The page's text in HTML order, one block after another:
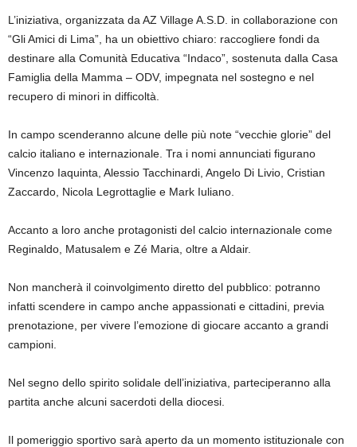
L’iniziativa, organizzata da AZ Village A.S.D. in collaborazione con
“Gli Amici di Lima”, ha un obiettivo chiaro: raccogliere fondi da
destinare alla Comunità Educativa “Indaco”, sostenuta dalla Casa
Famiglia della Mamma – ODV, impegnata nel sostegno e nel
recupero di minori in difficoltà.
In campo scenderanno alcune delle più note “vecchie glorie” del
calcio italiano e internazionale. Tra i nomi annunciati figurano
Vincenzo Iaquinta, Alessio Tacchinardi, Angelo Di Livio, Cristian
Zaccardo, Nicola Legrottaglie e Mark Iuliano.
Accanto a loro anche protagonisti del calcio internazionale come
Reginaldo, Matusalem e Zé Maria, oltre a Aldair.
Non mancherà il coinvolgimento diretto del pubblico: potranno
infatti scendere in campo anche appassionati e cittadini, previa
prenotazione, per vivere l’emozione di giocare accanto a grandi
campioni.
Nel segno dello spirito solidale dell’iniziativa, parteciperanno alla
partita anche alcuni sacerdoti della diocesi.
Il pomeriggio sportivo sarà aperto da un momento istituzionale con